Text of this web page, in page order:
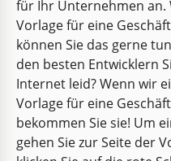
für Ihr Unternehmen an.
Vorlage für eine
können Sie das gerne
den besten Entwicklern
Internet leid? Wenn wir
Vorlage für eine
bekommen Sie sie! Um
gehen Sie zur Seite der